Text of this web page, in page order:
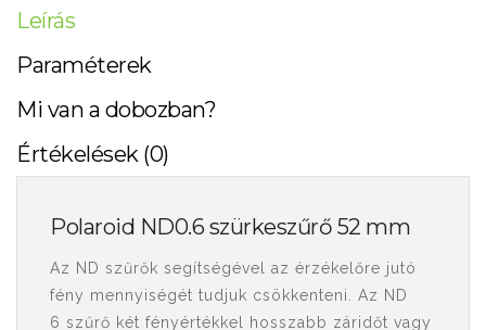
Leírás
Paraméterek
Mi van a dobozban?
Értékelések (0)
Polaroid ND0.6 szürkeszűrő 52 mm
Az ND szűrők segítségével az érzékelőre jutó
fény mennyiségét tudjuk csökkenteni. Az ND
6 szűrő két fényértékkel hosszabb záridőt vagy